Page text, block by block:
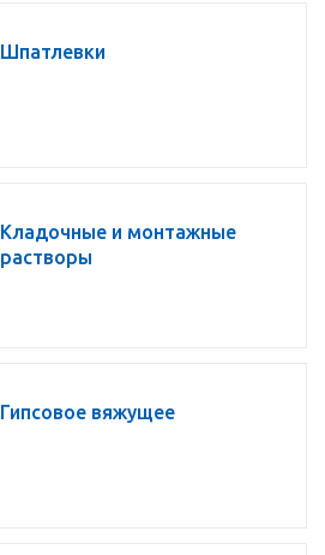
Шпатлевки
Кладочные и монтажные
растворы
Гипсовое вяжущее